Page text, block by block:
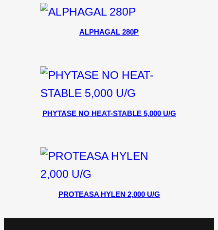
ALPHAGAL 280P
PHYTASE NO HEAT-STABLE 5,000 U/G
PROTEASA HYLEN 2,000 U/G